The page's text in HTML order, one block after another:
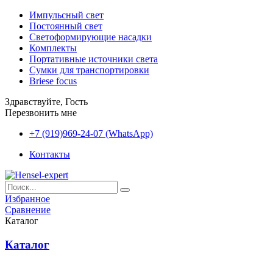
Импульсный свет
Постоянный свет
Светоформирующие насадки
Комплекты
Портативные источники света
Сумки для транспортировки
Briese focus
Здравствуйте, Гость
Перезвонить мне
+7 (919)969-24-07 (WhatsApp)
Контакты
Избранное
Сравнение
Каталог
Каталог